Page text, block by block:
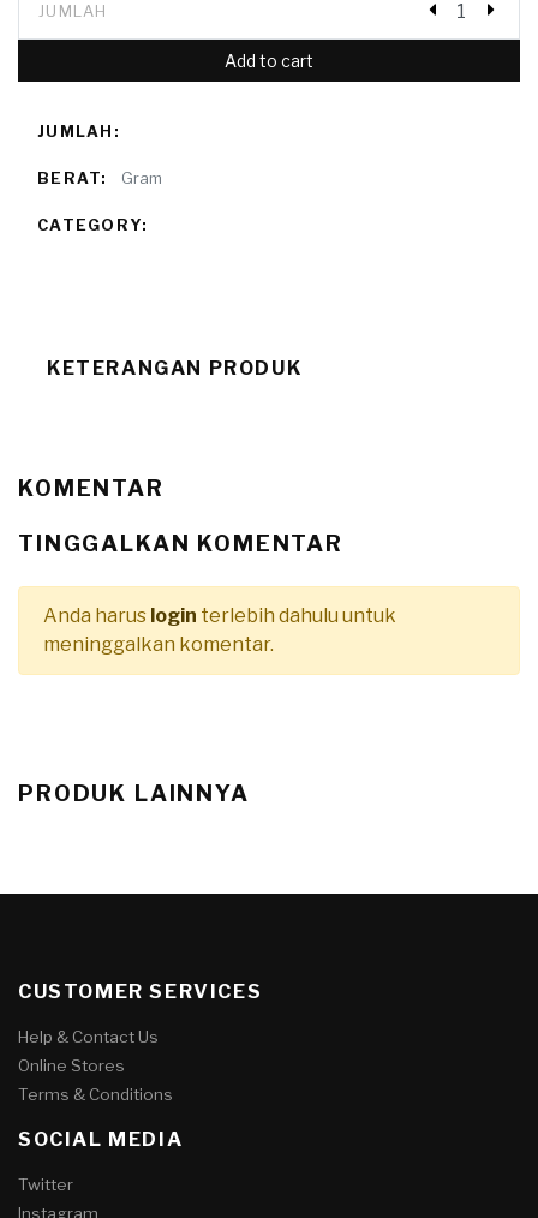
JUMLAH
Add to cart
JUMLAH:
BERAT: Gram
CATEGORY:
KETERANGAN PRODUK
KOMENTAR
TINGGALKAN KOMENTAR
Anda harus login terlebih dahulu untuk
meninggalkan komentar.
PRODUK LAINNYA
CUSTOMER SERVICES
Help & Contact Us
Online Stores
Terms & Conditions
SOCIAL MEDIA
Twitter
Instagram